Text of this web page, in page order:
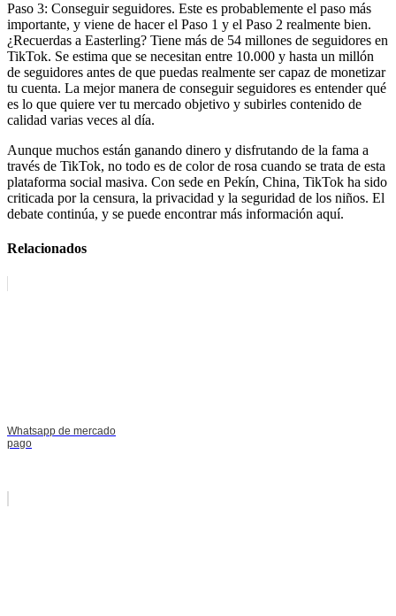
Paso 3: Conseguir seguidores. Este es probablemente el paso más
importante, y viene de hacer el Paso 1 y el Paso 2 realmente bien.
¿Recuerdas a Easterling? Tiene más de 54 millones de seguidores en
TikTok. Se estima que se necesitan entre 10.000 y hasta un millón
de seguidores antes de que puedas realmente ser capaz de monetizar
tu cuenta. La mejor manera de conseguir seguidores es entender qué
es lo que quiere ver tu mercado objetivo y subirles contenido de
calidad varias veces al día.
Aunque muchos están ganando dinero y disfrutando de la fama a
través de TikTok, no todo es de color de rosa cuando se trata de esta
plataforma social masiva. Con sede en Pekín, China, TikTok ha sido
criticada por la censura, la privacidad y la seguridad de los niños. El
debate continúa, y se puede encontrar más información aquí.
Relacionados
Whatsapp de mercado
pago